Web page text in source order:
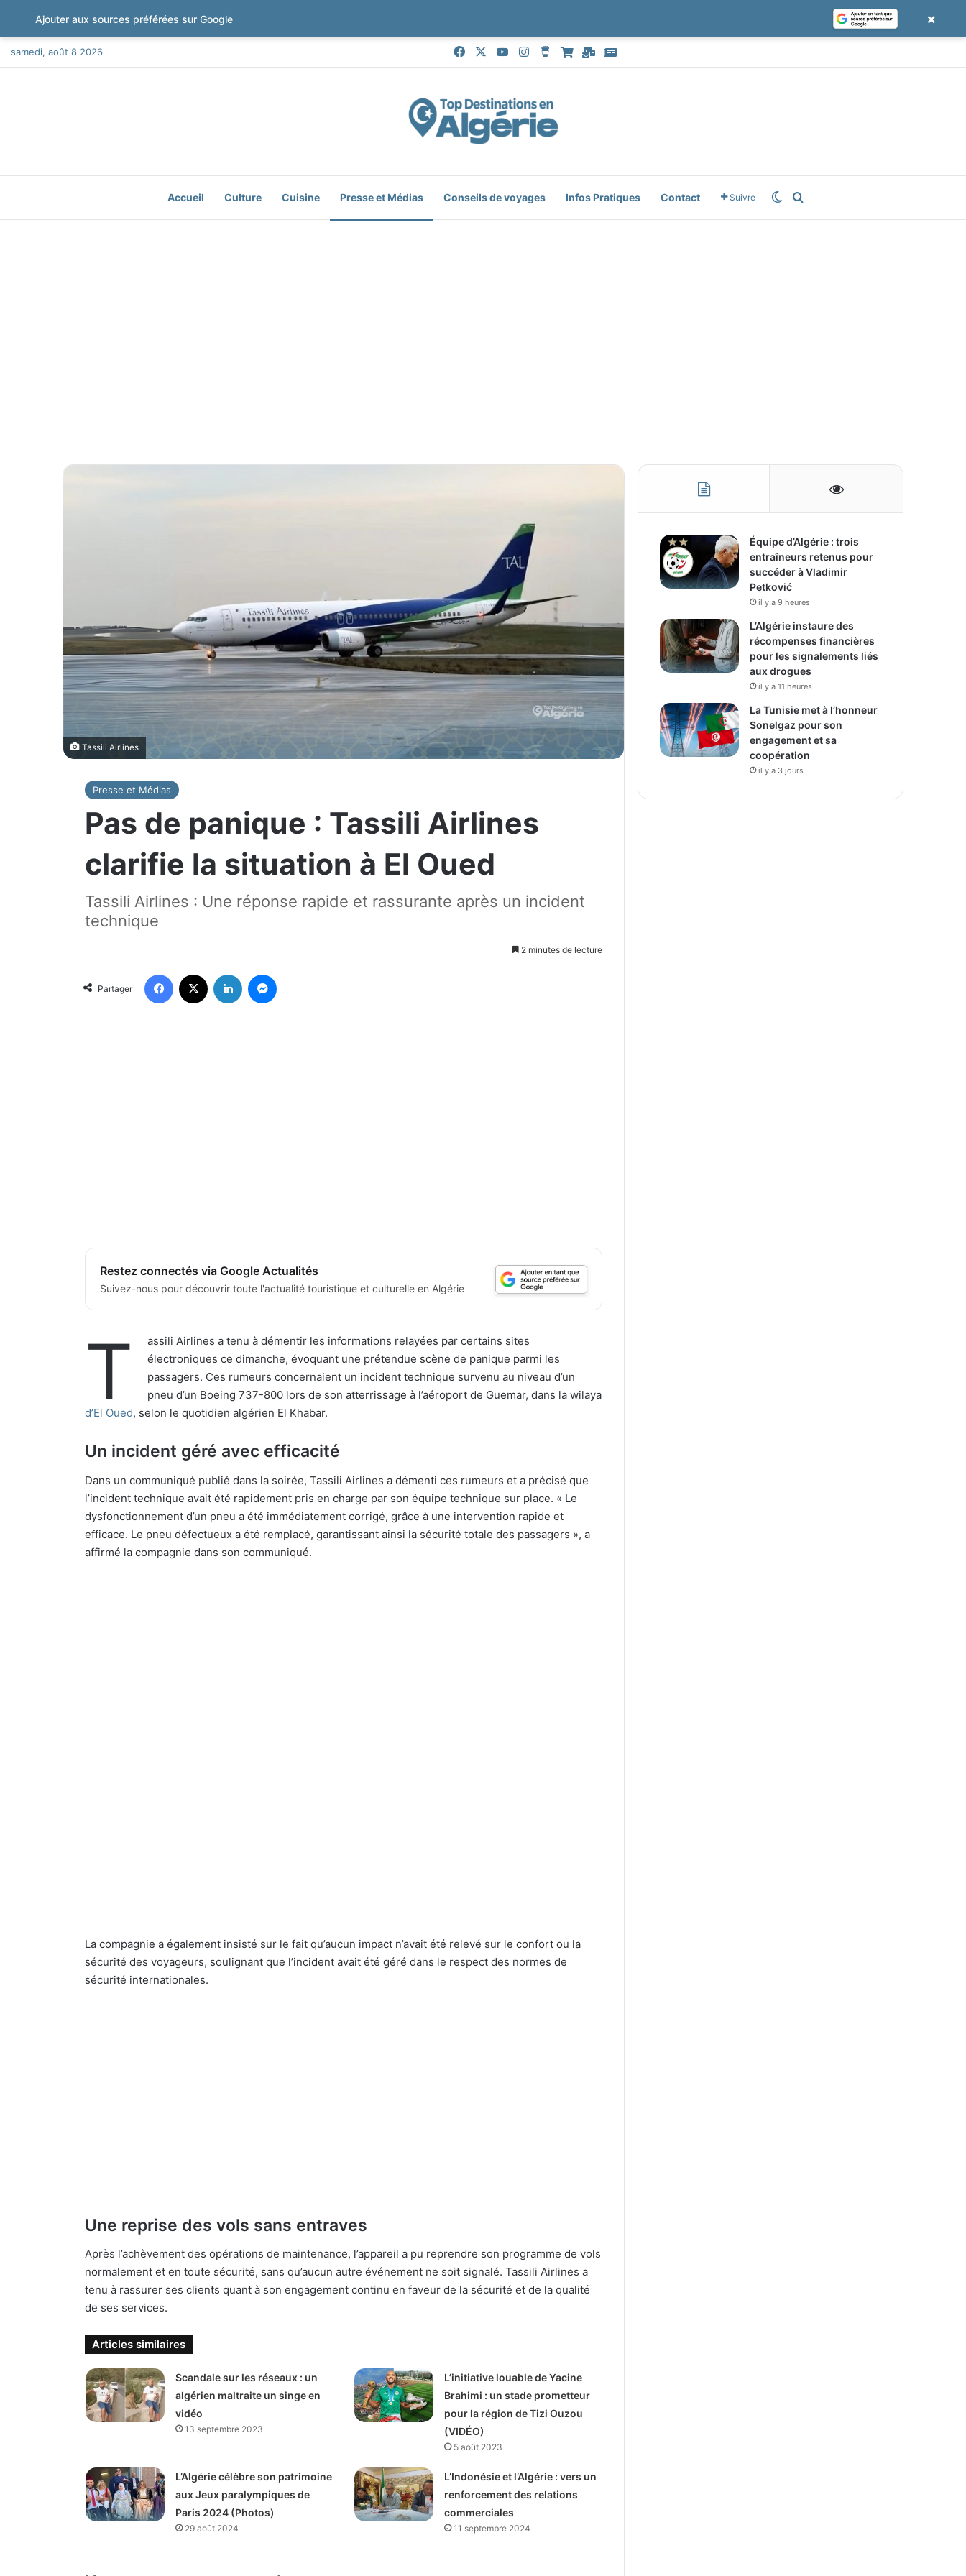
samedi, août 8 2026 FacebookYouTubeInstagramBuy Me a Coffee
Boutique
MailGoogle News
Accueil Culture Cuisine Presse et Médias Conseils de voyages Infos Pratiques Contact Suivre Switch skin
Tassili Airlines
Presse et Médias
Pas de panique : Tassili Airlines
clarifie la situation à El Oued
Tassili Airlines : Une réponse rapide et rassurante après un incident
technique
2 minutes de lecture
Partager
Restez connectés via Google Actualités
Suivez-nous pour découvrir toute l'actualité touristique et culturelle en Algérie
T
assili Airlines a tenu à démentir les informations relayées par certains sites
électroniques ce dimanche, évoquant une prétendue scène de panique parmi les
passagers. Ces rumeurs concernaient un incident technique survenu au niveau d’un
pneu d’un Boeing 737-800 lors de son atterrissage à l’aéroport de Guemar, dans la wilaya
d’El Oued, selon le quotidien algérien El Khabar.
Un incident géré avec efficacité
Dans un communiqué publié dans la soirée, Tassili Airlines a démenti ces rumeurs et a précisé que
l’incident technique avait été rapidement pris en charge par son équipe technique sur place. « Le
dysfonctionnement d’un pneu a été immédiatement corrigé, grâce à une intervention rapide et
efficace. Le pneu défectueux a été remplacé, garantissant ainsi la sécurité totale des passagers », a
affirmé la compagnie dans son communiqué.
La compagnie a également insisté sur le fait qu’aucun impact n’avait été relevé sur le confort ou la
sécurité des voyageurs, soulignant que l’incident avait été géré dans le respect des normes de
sécurité internationales.
Une reprise des vols sans entraves
Après l’achèvement des opérations de maintenance, l’appareil a pu reprendre son programme de vols
normalement et en toute sécurité, sans qu’aucun autre événement ne soit signalé. Tassili Airlines a
tenu à rassurer ses clients quant à son engagement continu en faveur de la sécurité et de la qualité
de ses services.
Articles similaires
Scandale sur les réseaux : un
algérien maltraite un singe en
vidéo
13 septembre 2023
L’initiative louable de Yacine
Brahimi : un stade prometteur
pour la région de Tizi Ouzou
(VIDÉO)
5 août 2023
L’Algérie célèbre son patrimoine
aux Jeux paralympiques de
Paris 2024 (Photos)
29 août 2024
L’Indonésie et l’Algérie : vers un
renforcement des relations
commerciales
11 septembre 2024
Équipe d’Algérie : trois
entraîneurs retenus pour
succéder à Vladimir
Petković
il y a 9 heures
L’Algérie instaure des
récompenses financières
pour les signalements liés
aux drogues
il y a 11 heures
La Tunisie met à l’honneur
Sonelgaz pour son
engagement et sa
coopération
il y a 3 jours
Ajouter aux sources préférées sur Google ×